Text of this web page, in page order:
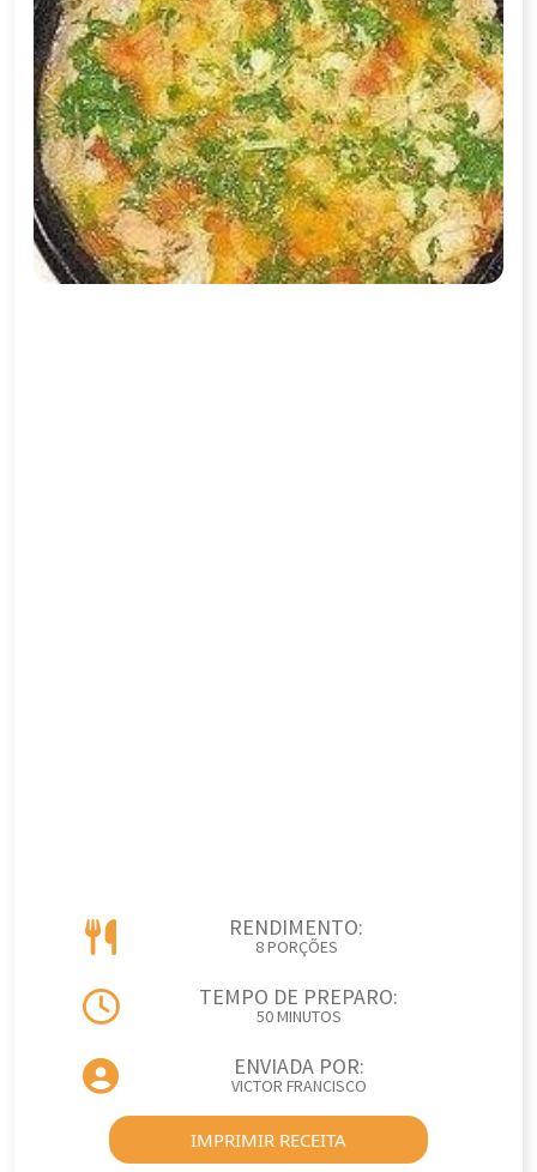
Previous Next
RENDIMENTO:
8 PORÇÕES
TEMPO DE PREPARO:
50 MINUTOS
ENVIADA POR:
VICTOR FRANCISCO
IMPRIMIR RECEITA